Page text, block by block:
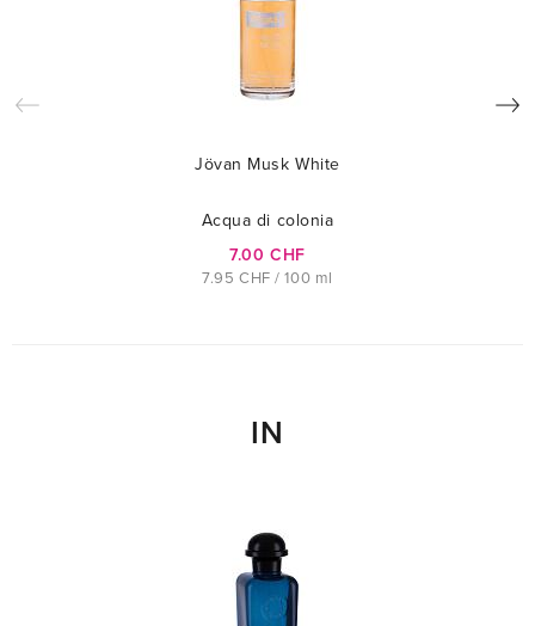
Jövan Musk White
Acqua di colonia
7.00 CHF
7.95 CHF / 100 ml
IN